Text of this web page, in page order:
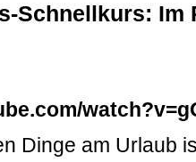
Schnellkurs: Im
Dinge am Urlaub